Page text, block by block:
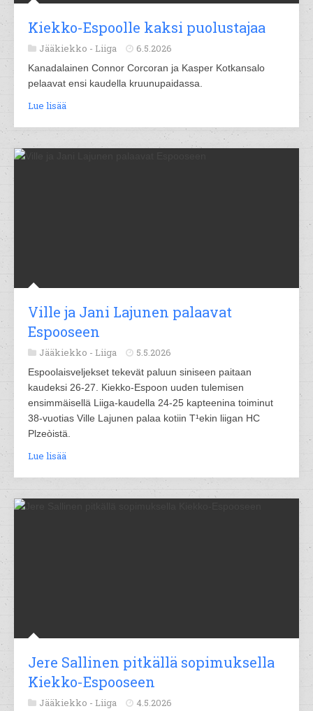
Kiekko-Espoolle kaksi puolustajaa
Jääkiekko - Liiga 6.5.2026
Kanadalainen Connor Corcoran ja Kasper Kotkansalo
pelaavat ensi kaudella kruunupaidassa.
Lue lisää
Ville ja Jani Lajunen palaavat
Espooseen
Jääkiekko - Liiga 5.5.2026
Espoolaisveljekset tekevät paluun siniseen paitaan
kaudeksi 26-27. Kiekko-Espoon uuden tulemisen
ensimmäisellä Liiga-kaudella 24-25 kapteenina toiminut
38-vuotias Ville Lajunen palaa kotiin T¹ekin liigan HC
Plzeòistä.
Lue lisää
Jere Sallinen pitkällä sopimuksella
Kiekko-Espooseen
Jääkiekko - Liiga 4.5.2026